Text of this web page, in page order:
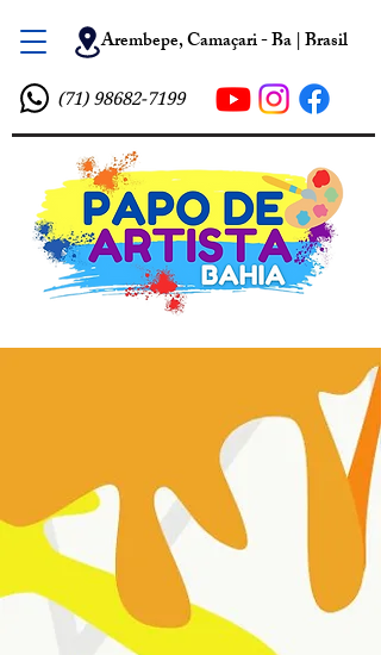
Arembepe, Camaçari - Ba | Brasil
(71) 98682-7199